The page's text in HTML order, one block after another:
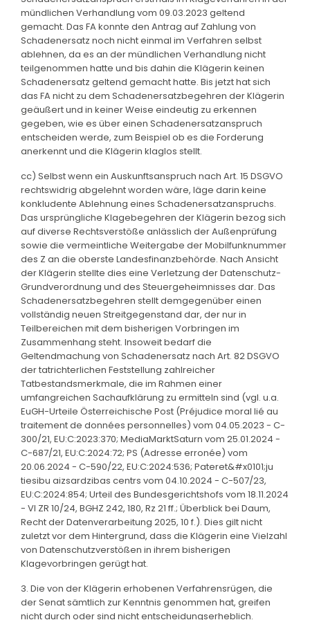
mündlichen Verhandlung vom 09.03.2023 geltend
gemacht. Das FA konnte den Antrag auf Zahlung von
Schadenersatz noch nicht einmal im Verfahren selbst
ablehnen, da es an der mündlichen Verhandlung nicht
teilgenommen hatte und bis dahin die Klägerin keinen
Schadenersatz geltend gemacht hatte. Bis jetzt hat sich
das FA nicht zu dem Schadenersatzbegehren der Klägerin
geäußert und in keiner Weise eindeutig zu erkennen
gegeben, wie es über einen Schadenersatzanspruch
entscheiden werde, zum Beispiel ob es die Forderung
anerkennt und die Klägerin klaglos stellt.
cc) Selbst wenn ein Auskunftsanspruch nach Art. 15 DSGVO
rechtswidrig abgelehnt worden wäre, läge darin keine
konkludente Ablehnung eines Schadenersatzanspruchs.
Das ursprüngliche Klagebegehren der Klägerin bezog sich
auf diverse Rechtsverstöße anlässlich der Außenprüfung
sowie die vermeintliche Weitergabe der Mobilfunknummer
des Z an die oberste Landesfinanzbehörde. Nach Ansicht
der Klägerin stellte dies eine Verletzung der Datenschutz-
Grundverordnung und des Steuergeheimnisses dar. Das
Schadenersatzbegehren stellt demgegenüber einen
vollständig neuen Streitgegenstand dar, der nur in
Teilbereichen mit dem bisherigen Vorbringen im
Zusammenhang steht. Insoweit bedarf die
Geltendmachung von Schadenersatz nach Art. 82 DSGVO
der tatrichterlichen Feststellung zahlreicher
Tatbestandsmerkmale, die im Rahmen einer
umfangreichen Sachaufklärung zu ermitteln sind (vgl. u.a.
EuGH-Urteile Österreichische Post (Préjudice moral lié au
traitement de données personnelles) vom 04.05.2023 - C-
300/21, EU:C:2023:370; MediaMarktSaturn vom 25.01.2024 -
C-687/21, EU:C:2024:72; PS (Adresse erronée) vom
20.06.2024 - C-590/22, EU:C:2024:536; Pateret&#x0101;ju
tiesibu aizsardzibas centrs vom 04.10.2024 - C-507/23,
EU:C:2024:854; Urteil des Bundesgerichtshofs vom 18.11.2024
- VI ZR 10/24, BGHZ 242, 180, Rz 21 ff.; Überblick bei Daum,
Recht der Datenverarbeitung 2025, 10 f.). Dies gilt nicht
zuletzt vor dem Hintergrund, dass die Klägerin eine Vielzahl
von Datenschutzverstößen in ihrem bisherigen
Klagevorbringen gerügt hat.
3. Die von der Klägerin erhobenen Verfahrensrügen, die
der Senat sämtlich zur Kenntnis genommen hat, greifen
nicht durch oder sind nicht entscheidungserheblich.